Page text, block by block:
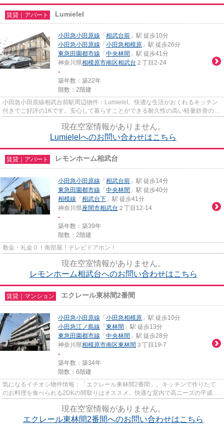
賃貸｜アパート LumieleI
小田急小田原線 「 相武台前 」駅 徒歩10分
小田急小田原線 「 小田急相模原 」駅 徒歩26分
東急田園都市線 「 中央林間 」駅 徒歩41分
神奈川県相模原市南区相武台 ２丁目2-24
-
築年数：築22年
階数：2階建
小田急小田原線相武台前駅周辺物件：LumieleI。快適な生活がおくれるキッチン
付きでご好評の1Kです。安心して暮らすことができる耐久性の高い軽量鉄骨の物
現在空室情報がありません。
LumieleIへのお問い合わせはこちら
賃貸｜アパート レモンホーム相武台
小田急小田原線 「 相武台前 」駅 徒歩14分
東急田園都市線 「 中央林間 」駅 徒歩40分
相模線 「 相武台下 」駅 徒歩41分
神奈川県座間市相武台 ２丁目12-14
-
築年数：築39年
階数：2階建
敷金・礼金０！角部屋！テレビドアホン！
現在空室情報がありません。
レモンホーム相武台へのお問い合わせはこちら
賃貸｜マンション エクレール東林間2番間
小田急小田原線 「 小田急相模原 」駅 徒歩10分
小田急江ノ島線 「 東林間 」駅 徒歩13分
東急田園都市線 「 中央林間 」駅 徒歩28分
神奈川県相模原市南区東林間 ３丁目19-7
-
築年数：築34年
階数：6階建
気になるイチオシ物件情報：「エクレール東林間2番間」。キッチンで作りたて
のお料理を食べられる2DKの間取りはオススメ。快適な室内で高ニーズの平成4
現在空室情報がありません。
エクレール東林間2番間へのお問い合わせはこちら